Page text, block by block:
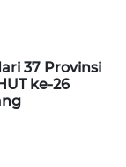
37 Provinsi
ke-26